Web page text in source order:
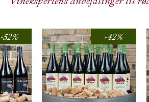
-52% -42%